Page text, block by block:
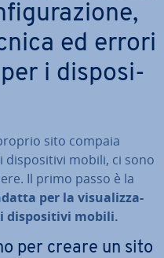
ed errori
per i di­spo­si­
sito compaia
di­spo­si­ti­vi mobili, ci sono
Il primo passo è la
per la vi­sua­liz­za­
di­spo­si­ti­vi mobili.
per creare un sito